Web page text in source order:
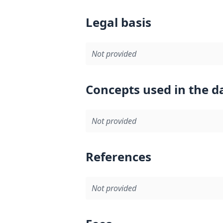
Legal basis
Not provided
Concepts used in the
Not provided
References
Not provided